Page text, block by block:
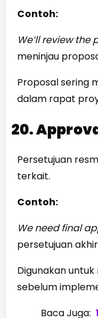
Contoh:
We’ll review
meninjau
Proposal sering
dalam rapat
20.
Persetujuan
terkait.
Contoh:
We need final
persetujuan
Digunakan
sebelum
Baca Juga: